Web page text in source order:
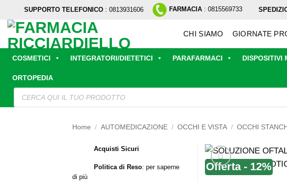
contenuti
SUPPORTO TELEFONICO : 0813931606 FARMACIA : 0815569733
CHI SIAMO GIORNATE
COSMETICI INTEGRATORI/DIETETICI PARAFARMACI DISPOSITIVI
ORTOPEDIA
Ricerca
prodotti
Home / AUTOMEDICAZIONE / OCCHI E VISTA / OCCHI
Offerta - 12%
Acquisti Sicuri
Politica di Reso: per saperne
di più